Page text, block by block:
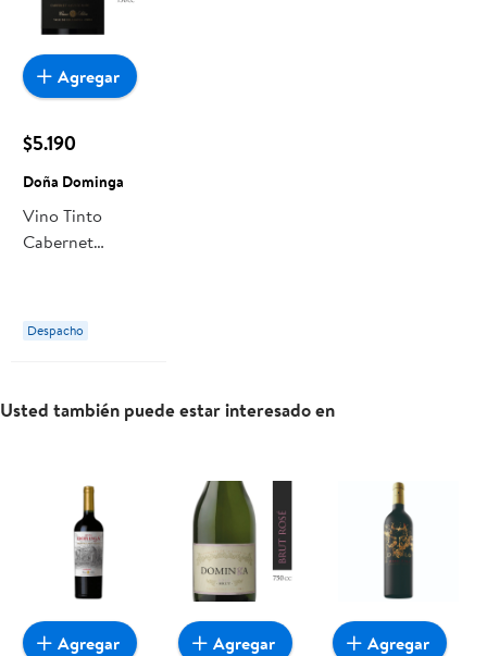
$5.190
Doña Dominga
Vino Tinto
Cabernet
Botella 750 cc
Doña Dominga
Despacho
Agregar
Usted también puede estar interesado en
Agregar Agregar Agregar